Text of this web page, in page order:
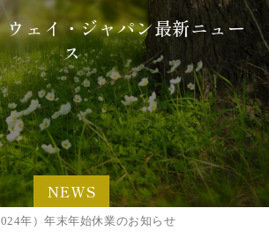
NEWS
ェイ・ジャパン最新ニュー
ス
年）年末年始休業のお知らせ